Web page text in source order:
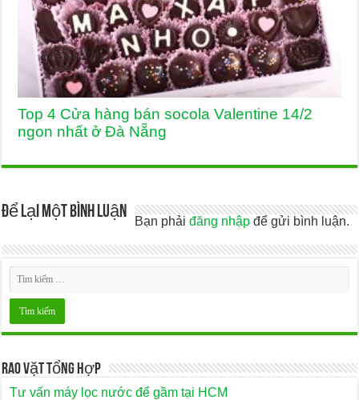
Top 4 Cửa hàng bán socola Valentine 14/2
ngon nhất ở Đà Nẵng
Để lại một bình luận Bạn phảiđăng nhập để gửi bình luận.
Rao Vặt Tổng Hợp
Tư vấn máy lọc nước để gầm tại HCM